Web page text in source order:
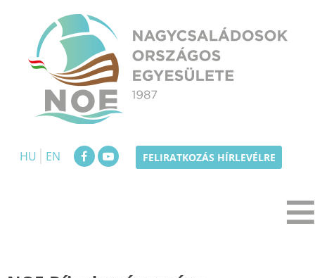
content
HU
EN FELIRATKOZÁS HÍRLEVÉLRE